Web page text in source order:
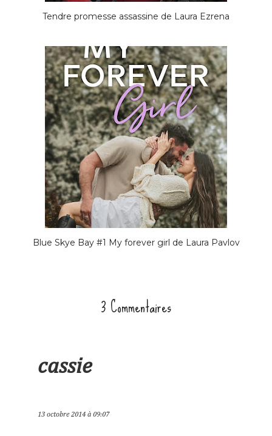
Tendre promesse assassine de Laura Ezrena
Blue Skye Bay #1 My forever girl de Laura Pavlov
3 Commentaires
cassie
13 octobre 2014 à 09:07